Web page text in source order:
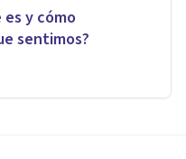
es y cómo
sentimos?